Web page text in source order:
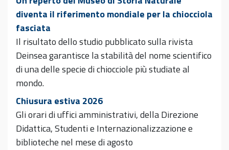
diventa il riferimento mondiale per la chiocciola
fasciata
Il risultato dello studio pubblicato sulla rivista
Deinsea garantisce la stabilità del nome scientifico
di una delle specie di chiocciole più studiate al
mondo.
Chiusura estiva 2026
Gli orari di uffici amministrativi, della Direzione
Didattica, Studenti e Internazionalizzazione e
biblioteche nel mese di agosto